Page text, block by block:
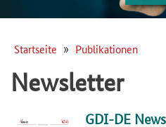
Pfadnavigation
Startseite Publikationen
Newsletter
GDI-DE